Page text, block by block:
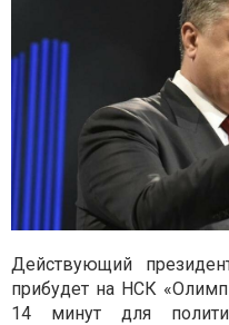
Действующий
прибудет на НСК
14 минут для